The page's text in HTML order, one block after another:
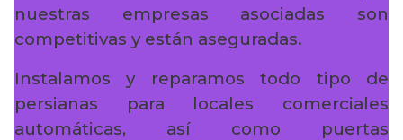
nuestras empresas asociadas son
competitivas y están aseguradas.
Instalamos y reparamos todo tipo de
persianas para locales comerciales
automáticas, así como puertas